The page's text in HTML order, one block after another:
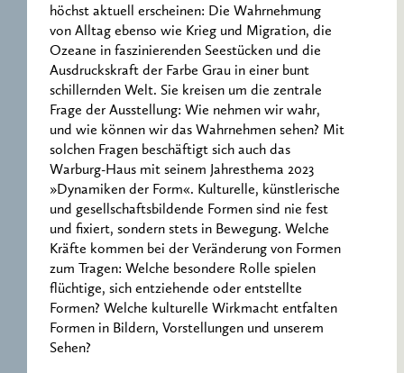
höchst aktuell erscheinen: Die Wahrnehmung
von Alltag ebenso wie Krieg und Migration, die
Ozeane in faszinierenden Seestücken und die
Ausdruckskraft der Farbe Grau in einer bunt
schillernden Welt. Sie kreisen um die zentrale
Frage der Ausstellung: Wie nehmen wir wahr,
und wie können wir das Wahrnehmen sehen? Mit
solchen Fragen beschäftigt sich auch das
Warburg-Haus mit seinem Jahresthema 2023
»Dynamiken der Form«. Kulturelle, künstlerische
und gesellschaftsbildende Formen sind nie fest
und fixiert, sondern stets in Bewegung. Welche
Kräfte kommen bei der Veränderung von Formen
zum Tragen: Welche besondere Rolle spielen
flüchtige, sich entziehende oder entstellte
Formen? Welche kulturelle Wirkmacht entfalten
Formen in Bildern, Vorstellungen und unserem
Sehen?